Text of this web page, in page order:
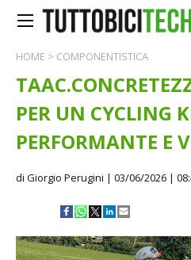
HOME > COMPONENTISTICA
PER UN CYCLING
PERFORMANTE E
di Giorgio Perugini | 03/06/2026 |